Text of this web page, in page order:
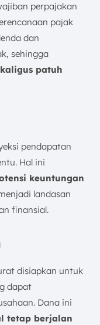
perpajakan
pajak
dan
sehingga
patuh
pendapatan
Hal ini
keuntungan
landasan
finansial.
disiapkan untuk
dapat
Dana ini
tetap berjalan